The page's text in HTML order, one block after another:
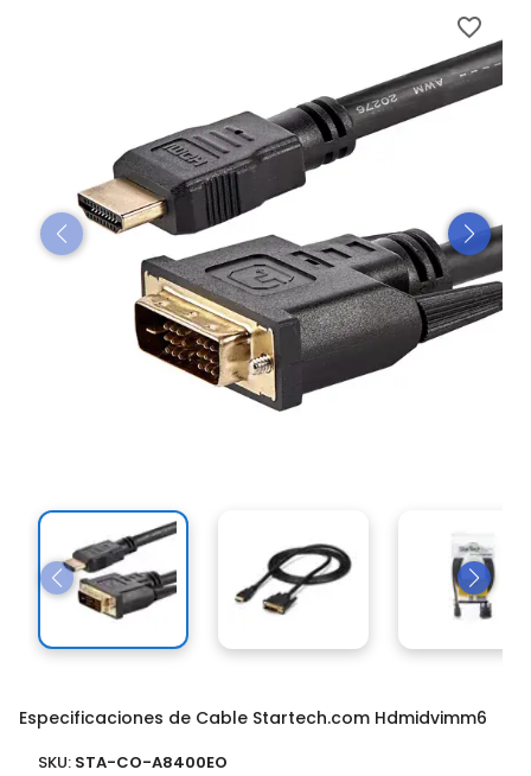
Especificaciones de Cable Startech.com Hdmidvimm6
SKU: STA-CO-A8400EO